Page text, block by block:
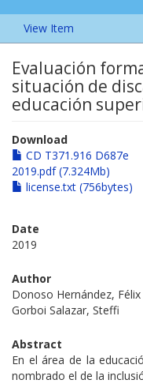
View Item
Evaluación
situación de
educación
Download
CD T371.916 D687e
2019.pdf (7.324Mb)
license.txt (756bytes)
Date
2019
Author
Donoso Hernández, Félix
Gorboi Salazar, Steffi
Abstract
En el área de la
nombrado el de la